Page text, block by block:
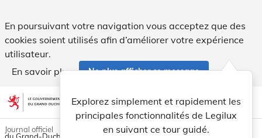
En poursuivant votre navigation vous acceptez que des
cookies soient utilisés afin d’améliorer votre expérience
utilisateur.
En savoir plus
Ne plus afficher ce message
Aller au contenu account_circle help Aide
Explorez simplement et rapidement les
principales fonctionnalités de Legilux
en suivant ce tour guidé.
light_mode dark_mode
Journal officiel